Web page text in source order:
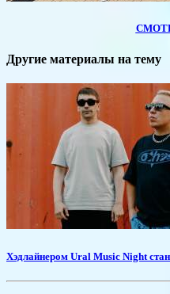
Другие материалы на тему
​Хэдлайнером Ural Music Night